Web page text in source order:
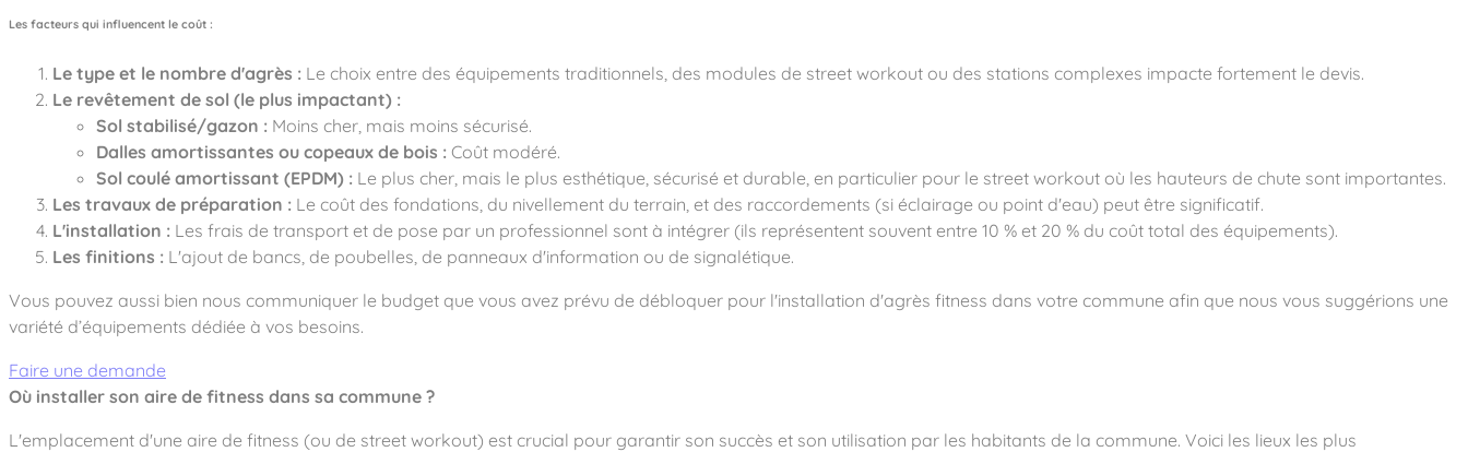
La végétalisation des cours d’école
Nos fonctions ludiques & sportives
Nos sols amortissants
Les questions fréquentes
Catalogues
Les facteurs qui influencent le coût :
Le type et le nombre d'agrès : Le choix entre des équipements traditionnels, des modules de street workout ou des stations complexes impacte fortement le devis.
Le revêtement de sol (le plus impactant) :
Sol stabilisé/gazon : Moins cher, mais moins sécurisé.
Dalles amortissantes ou copeaux de bois : Coût modéré.
Sol coulé amortissant (EPDM) : Le plus cher, mais le plus esthétique, sécurisé et durable, en particulier pour le street workout où les hauteurs de chute sont importantes.
Les travaux de préparation : Le coût des fondations, du nivellement du terrain, et des raccordements (si éclairage ou point d'eau) peut être significatif.
L'installation : Les frais de transport et de pose par un professionnel sont à intégrer (ils représentent souvent entre 10 % et 20 % du coût total des équipements).
Les finitions : L'ajout de bancs, de poubelles, de panneaux d'information ou de signalétique.
Vous pouvez aussi bien nous communiquer le budget que vous avez prévu de débloquer pour l'installation d'agrès fitness dans votre commune afin que nous vous suggérions une
variété d’équipements dédiée à vos besoins.
Faire une demande
Où installer son aire de fitness dans sa commune ?
L'emplacement d'une aire de fitness (ou de street workout) est crucial pour garantir son succès et son utilisation par les habitants de la commune. Voici les lieux les plus